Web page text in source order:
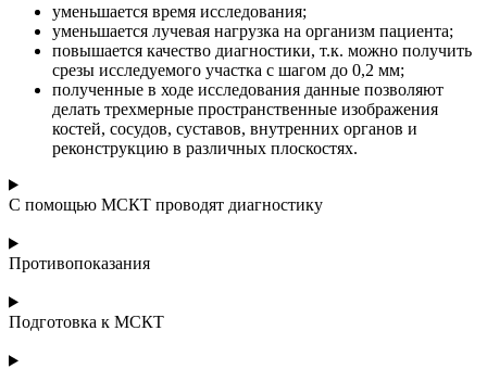
уменьшается время исследования;
уменьшается лучевая нагрузка на организм пациента;
повышается качество диагностики, т.к. можно получить
срезы исследуемого участка с шагом до 0,2 мм;
полученные в ходе исследования данные позволяют
делать трехмерные пространственные изображения
костей, сосудов, суставов, внутренних органов и
реконструкцию в различных плоскостях.
С помощью МСКТ проводят диагностику
Противопоказания
Подготовка к МСКТ